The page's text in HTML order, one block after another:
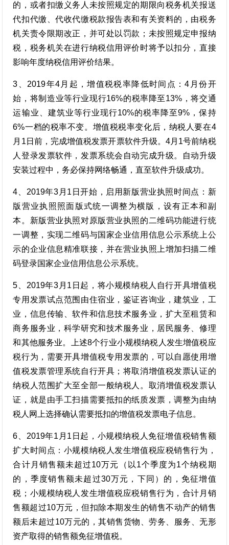
的，或者扣缴义务人未按照规定的期限向税务机关报送
代扣代缴、代收代缴税款报告表和有关资料的，由税务
机关责令限期改正，并可处以罚款；未按照规定申报纳
税，税务机关在进行纳税信用评价时将予以扣分，直接
影响年度纳税信用评价结果。
3、2019年4月起，增值税税率降低时间点：4月份开
始，将制造业等行业现行16%的税率降至13%，将交通
运输业、建筑业等行业现行10%的税率降至9%，保持
6%一档的税率不变。增值税税率变化后，纳税人要在4
月1日前，完成增值税发票开票软件升级。4月1号前纳税
人登录发票软件，发票系统会自动完成升级。自动升级
安装过程中，务必保持网络畅通，直至软件升级成功。
4、2019年3月1日开始，启用新版营业执照时间点：新
版营业执照照面版式统一调整为横版，设有正本和副
本。新版营业执照对原版营业执照的二维码功能进行统
一调整，实现二维码与国家企业信用信息公示系统上公
示的企业信息精准联接，并在营业执照上增加扫描二维
码登录国家企业信用信息公示系统。
5、2019年3月1日起，将小规模纳税人自行开具增值税
专用发票试点范围由住宿业，鉴证咨询业，建筑业，工
业，信息传输、软件和信息技术服务业，扩大至租赁和
商务服务业，科学研究和技术服务业，居民服务、修理
和其他服务业。上述8个行业小规模纳税人发生增值税应
税行为，需要开具增值税专用发票的，可以自愿使用增
值税发票管理系统自行开具；将取消增值税发票认证的
纳税人范围扩大至全部一般纳税人。取消增值税发票认
证，就是由手工扫描需要抵扣的纸质发票，调整为由纳
税人网上选择确认需要抵扣的增值税发票电子信息。
6、2019年1月1日起，小规模纳税人免征增值税销售额
扩大时间点：小规模纳税人发生增值税应税销售行为，
合计月销售额未超过10万元（以1个季度为1个纳税期
的，季度销售额未超过30万元，下同）的，免征增值
税；小规模纳税人发生增值税应税销售行为，合计月销
售额超过10万元，但扣除本期发生的销售不动产的销售
额后未超过10万元的，其销售货物、劳务、服务、无形
资产取得的销售额免征增值税。